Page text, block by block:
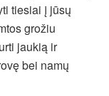
tiesiai į jūsų
grožiu
jaukią ir
bei namų